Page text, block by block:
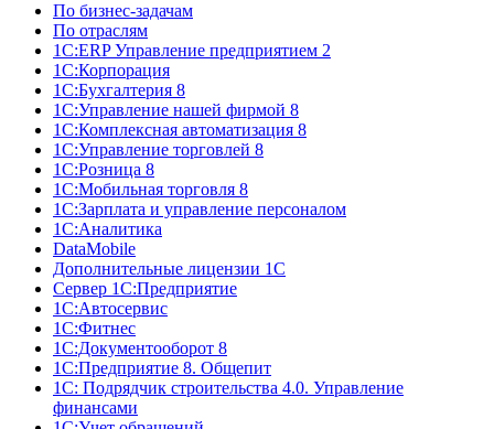
По бизнес-задачам
По отраслям
1C:ERP Управление предприятием 2
1С:Корпорация
1С:Бухгалтерия 8
1С:Управление нашей фирмой 8
1С:Комплексная автоматизация 8
1С:Управление торговлей 8
1С:Розница 8
1С:Мобильная торговля 8
1С:Зарплата и управление персоналом
1С:Аналитика
DataMobile
Дополнительные лицензии 1С
Сервер 1С:Предприятие
1С:Автосервис
1С:Фитнес
1С:Документооборот 8
1С:Предприятие 8. Общепит
1С: Подрядчик строительства 4.0. Управление
финансами